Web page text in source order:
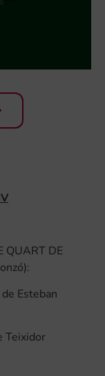
QUART DE
Esteban
Teixidor